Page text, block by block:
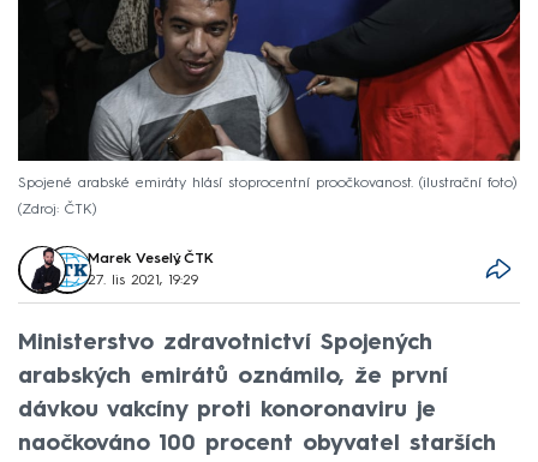
Spojené arabské emiráty hlásí stoprocentní proočkovanost. (ilustrační foto)
Zdroj: ČTK
Marek Veselý, ČTK
27. lis 2021, 19:29
Ministerstvo zdravotnictví Spojených
arabských emirátů oznámilo, že první
dávkou vakcíny proti konoronaviru je
naočkováno 100 procent obyvatel starších